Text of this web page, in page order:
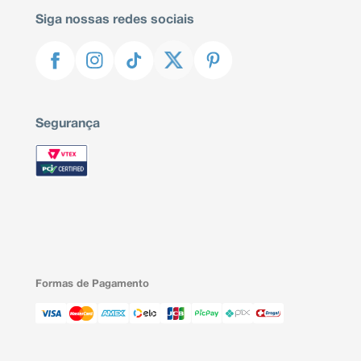
Siga nossas redes sociais
Segurança
Formas de Pagamento